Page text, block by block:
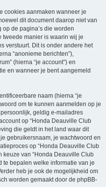
cookies aanmaken wanneer je
dit document daarop niet van
de pagina’s die worden
tweede manier is waarin wij je
verstuurt. Dit is onder andere het
“anonieme berichten”),
(hierna “je account”) en
en wanneer je bent aangemeld
naam (hierna “je
om te kunnen aanmelden op je
geldig e-mailadres
op “Honda Deauville Club
die geldt in het land waar dit
gebruikersnaam, je wachtwoord en
op “Honda Deauville Club
keuze van “Honda Deauville Club
te bepalen welke informatie van je
heb je ook de mogelijkheid om
worden gemaakt door de phpBB-